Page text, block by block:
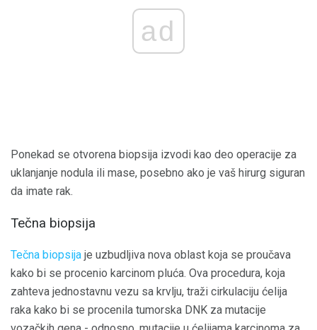
ad
Ponekad se otvorena biopsija izvodi kao deo operacije za
uklanjanje nodula ili mase, posebno ako je vaš hirurg siguran
da imate rak.
Tečna biopsija
Tečna biopsija je uzbudljiva nova oblast koja se proučava
kako bi se procenio karcinom pluća. Ova procedura, koja
zahteva jednostavnu vezu sa krvlju, traži cirkulaciju ćelija
raka kako bi se procenila tumorska DNK za mutacije